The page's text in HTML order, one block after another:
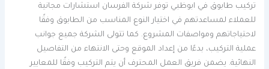
تركيب طابوق في ابوظبي توفر شركة الفرسان استشارات مجانية
للعملاء لمساعدتهم في اختيار النوع المناسب من الطابوق وفقًا
لاحتياجاتهم ومواصفات المشروع. كما تتولى الشركة جميع جوانب
عملية التركيب، بدءًا من إعداد الموقع وحتى الانتهاء من التفاصيل
النهائية. يضمن فريق العمل المحترف أن يتم التركيب وفقًا للمعايير